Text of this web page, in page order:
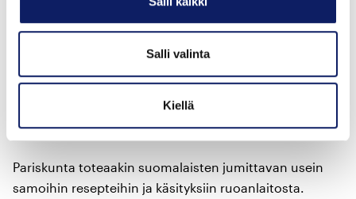
Salli valinta
Kiellä
käyttää monipuolisemmin kotimaista järvikalaa ja
ostamme itsemme kipeäksi norjalaisella lohella”, Leena
KOTIMAISISTA RAAKA-AINEISTAvoi valmistaa
tuttujen kotimaisten klassikkojen lisäksi ruokaa
monipuolisesti kansainvälisten keittiöiden tyyliin.
Pariskunta toteaakin suomalaisten jumittavan usein
samoihin resepteihin ja käsityksiin ruoanlaitosta.